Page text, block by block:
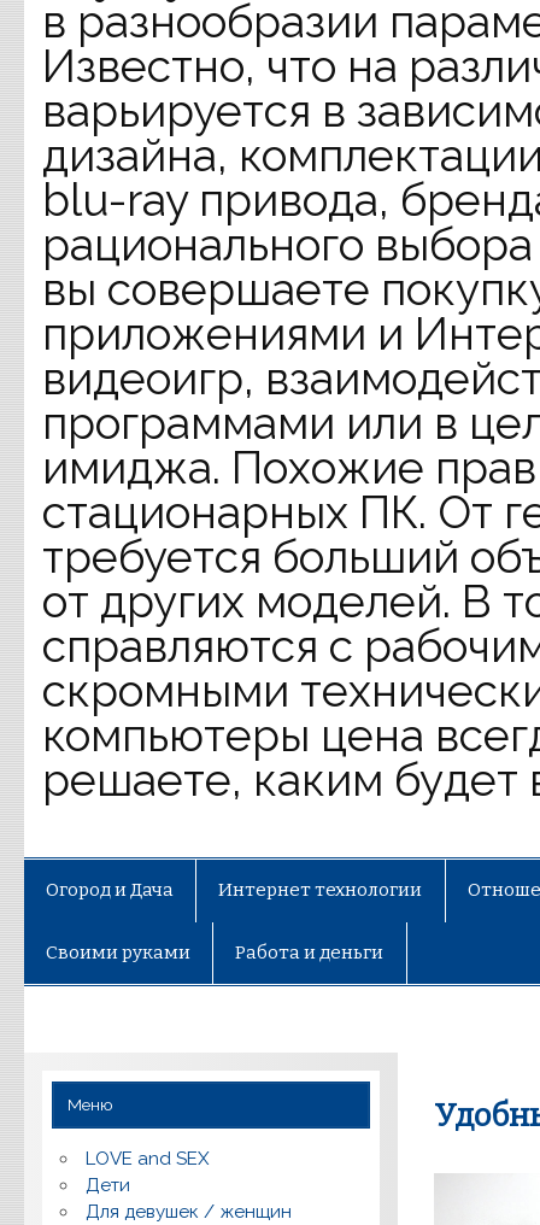
в разнообразии
Известно, что на
варьируется в
дизайна,
blu-ray привода,
рационального
вы совершаете
приложениями и
видеоигр,
программами или в
имиджа. Похожие
стационарных ПК. От
требуется больший
от других моделей. В
справляются с
скромными
компьютеры цена
решаете, каким будет
Огород и Дача Интернет технологии
Своими руками Работа и деньги
Меню
LOVE and SEX
Дети
Для девушек / женщин